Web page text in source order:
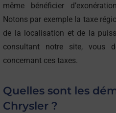
même bénéficier
Notons par exemple la taxe
de la localisation et de la
consultant notre site, vous
concernant ces taxes.
Quelles sont les
Chrysler ?